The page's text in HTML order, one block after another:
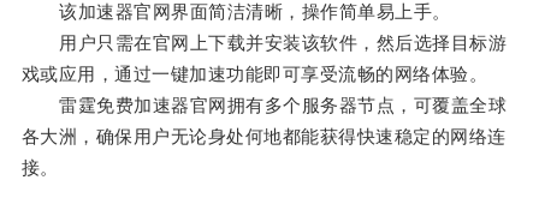
该加速器官网界面简洁清晰，操作简单易上手。
用户只需在官网上下载并安装该软件，然后选择目标游
戏或应用，通过一键加速功能即可享受流畅的网络体验。
雷霆免费加速器官网拥有多个服务器节点，可覆盖全球
各大洲，确保用户无论身处何地都能获得快速稳定的网络连
接。